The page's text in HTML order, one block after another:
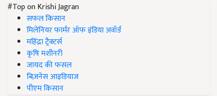
#Top on Krishi Jagran
सफल किसान
मिलेनियर फार्मर ऑफ इंडिया अवॉर्ड
महिंद्रा ट्रैक्टर्स
कृषि मशीनरी
जायद की फसल
बिज़नेस आइडियाज
पीएम किसान